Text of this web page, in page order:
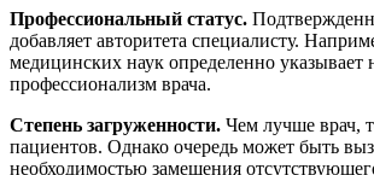
Профессиональный статус.
добавляет авторитета специалисту.
медицинских наук определенно указывает
профессионализм врача.
Степень загруженности. Чем лучше врач,
пациентов. Однако очередь может быть
необходимостью замещения